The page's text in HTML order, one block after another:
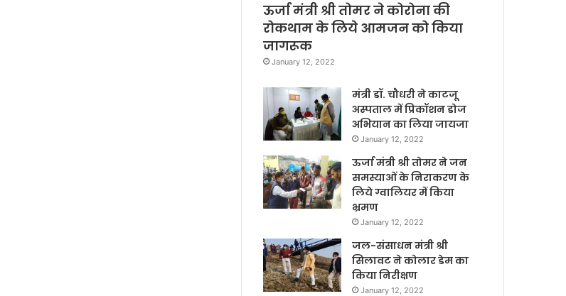
ऊर्जा मंत्री श्री तोमर ने कोरोना की
रोकथाम के लिये आमजन को किया
जागरूक
January 12, 2022
मंत्री डॉ. चौधरी ने काटजू
अस्पताल में प्रिकॉशन डोज
अभियान का लिया जायजा
January 12, 2022
ऊर्जा मंत्री श्री तोमर ने जन
समस्याओं के निराकरण के
लिये ग्वालियर में किया
भ्रमण
January 12, 2022
जल-संसाधन मंत्री श्री
सिलावट ने कोलार डेम का
किया निरीक्षण
January 12, 2022